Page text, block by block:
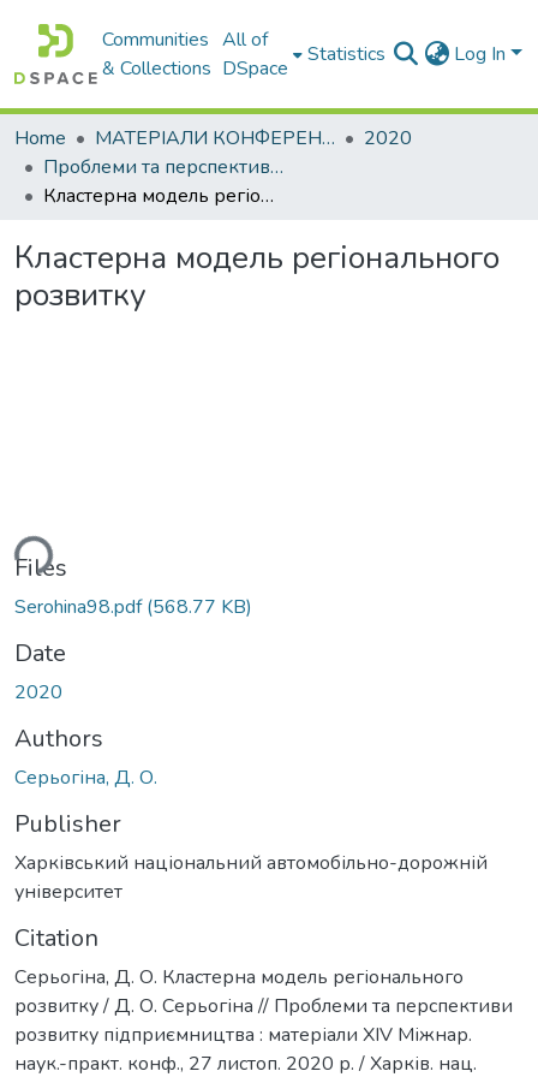
Communities
& Collections
All of
DSpace
Statistics Log In
Home МАТЕРІАЛИ КОНФЕРЕНЦІЙ
2020
Проблеми та перспективи розвитку підприємництва
Кластерна модель регіонального розвитку
Кластерна модель регіонального
розвитку
Files
Serohina98.pdf(568.77 KB)
Date
2020
Authors
Серьогіна, Д. О.
Publisher
Харківський національний автомобільно-дорожній
університет
Citation
Серьогіна, Д. О. Кластерна модель регіонального
розвитку / Д. О. Серьогіна // Проблеми та перспективи
розвитку підприємництва : матеріали XIV Міжнар.
наук.-практ. конф., 27 листоп. 2020 р. / Харків. нац.